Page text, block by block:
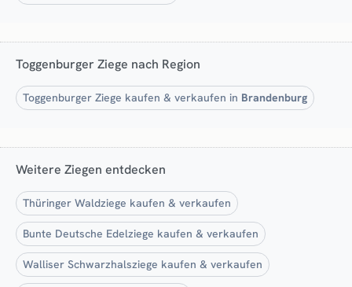
Toggenburger Ziege nach Region
Toggenburger Ziege kaufen & verkaufen in Brandenburg
Weitere Ziegen entdecken
Thüringer Waldziege kaufen & verkaufen
Bunte Deutsche Edelziege kaufen & verkaufen
Walliser Schwarzhalsziege kaufen & verkaufen